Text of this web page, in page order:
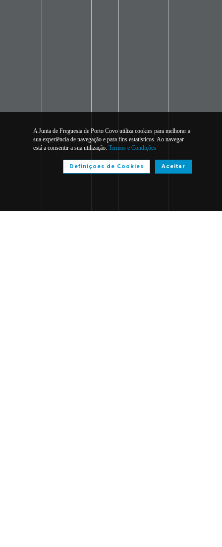
A Junta de Freguesia de Porto Covo utiliza cookies para melhorar a
sua experiência de navegação e para fins estatísticos. Ao navegar
está a consentir a sua utilização. Termos e Condições
Aceitar
Definiçoes de Cookies